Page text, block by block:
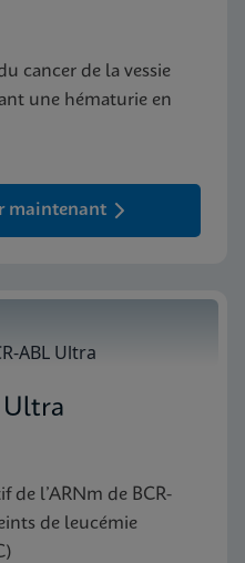
cancer de la vessie
une hématurie en
maintenant
Ultra
de l’ARNm de BCR-
de leucémie